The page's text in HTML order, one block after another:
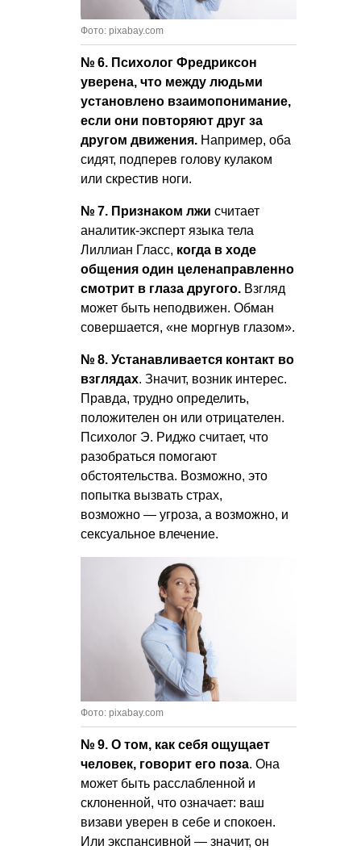
Фото: pixabay.com
№ 6. Психолог Фредриксон
уверена, что между людьми
установлено взаимопонимание,
если они повторяют друг за
другом движения. Например, оба
сидят, подперев голову кулаком
или скрестив ноги.
№ 7. Признаком лжи считает
аналитик-эксперт языка тела
Лиллиан Гласс, когда в ходе
общения один целенаправленно
смотрит в глаза другого. Взгляд
может быть неподвижен. Обман
совершается, «не моргнув глазом».
№ 8. Устанавливается контакт во
взглядах. Значит, возник интерес.
Правда, трудно определить,
положителен он или отрицателен.
Психолог Э. Риджо считает, что
разобраться помогают
обстоятельства. Возможно, это
попытка вызвать страх,
возможно — угроза, а возможно, и
сексуальное влечение.
Фото: pixabay.com
№ 9. О том, как себя ощущает
человек, говорит его поза. Она
может быть расслабленной и
склоненной, что означает: ваш
визави уверен в себе и спокоен.
Или экспансивной — значит, он